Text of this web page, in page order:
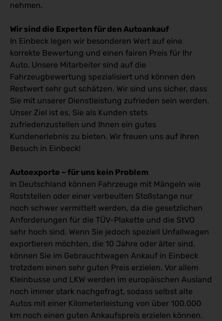
nehmen.
Wir sind die Experten für den Autoankauf
In Einbeck legen wir besonderen Wert auf eine
korrekte Bewertung und einen fairen Preis für Ihr
Auto. Unsere Mitarbeiter sind auf die
Fahrzeugbewertung spezialisiert und können den
Restwert sehr gut schätzen. Wir sind uns sicher, dass
Sie mit unserer Dienstleistung zufrieden sein werden.
Unser Ziel ist es, Sie als Kunden stets
zufriedenzustellen und Ihnen ein gutes
Kundenerlebnis zu bieten. Wir freuen uns auf Ihren
Besuch in Einbeck!
Autoexporte – für uns kein Problem
In Deutschland können Fahrzeuge mit Mängeln wie
Roststellen oder einer verbeulten Stoßstange nur
noch schwer vermittelt werden, da die gesetzlichen
Anforderungen für die TÜV-Plakette und die StVO
sehr hoch sind. Wenn Sie jedoch speziell Unfallwagen
exportieren möchten, die 10 Jahre oder älter sind,
können Sie im Gebrauchtwagen Ankauf in Einbeck
trotzdem einen sehr guten Preis erzielen. Vor allem
Kleinbusse und LKW werden im europäischen Ausland
noch immer stark nachgefragt, sodass selbst alte
Autos mit einer Kilometerleistung von über 100.000
km noch einen guten Ankaufspreis erzielen können.